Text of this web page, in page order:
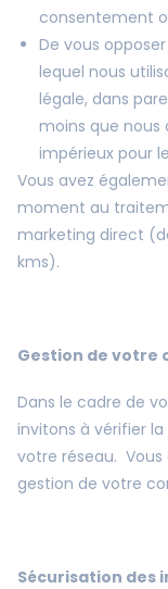
consentement
De vous
lequel nous
légale, dans
moins que nous
impérieux pour
Vous avez
moment au
marketing direct
kms).
Gestion de votre
Dans le cadre de
invitons à vérifier
votre réseau.
gestion de votre
Sécurisation des